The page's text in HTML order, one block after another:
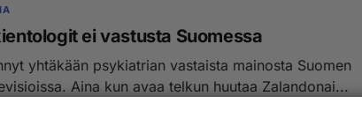
ei vastusta Suomessa
yhtäkään psykiatrian vastaista mainosta Suomen
Aina kun avaa telkun huutaa Zalandonai...